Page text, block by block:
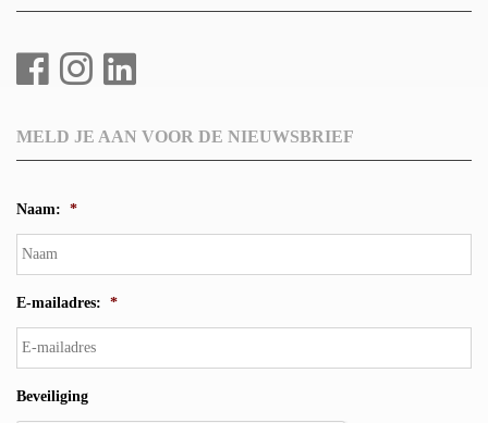
MELD JE AAN VOOR DE NIEUWSBRIEF
Naam: *
E-mailadres: *
Beveiliging